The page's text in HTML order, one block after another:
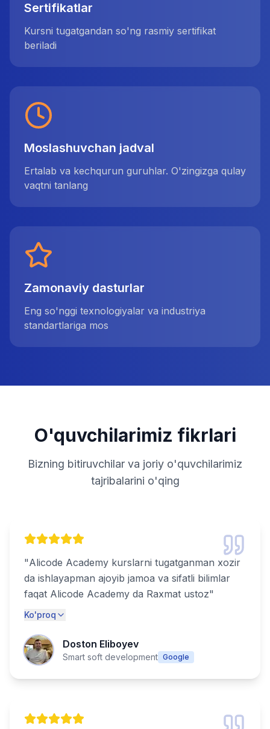
Sertifikatlar
Kursni tugatgandan so'ng rasmiy sertifikat
beriladi
Moslashuvchan jadval
Ertalab va kechqurun guruhlar. O'zingizga qulay
vaqtni tanlang
Zamonaviy dasturlar
Eng so'nggi texnologiyalar va industriya
standartlariga mos
O'quvchilarimiz fikrlari
Bizning bitiruvchilar va joriy o'quvchilarimiz
tajribalarini o'qing
"Alicode Academy kurslarni tugatganman xozir
da ishlayapman ajoyib jamoa va sifatli bilimlar
faqat Alicode Academy da Raxmat ustoz"
Ko'proq
Doston Eliboyev
Smart soft development Google